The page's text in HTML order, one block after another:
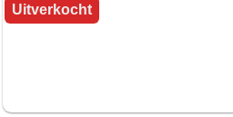
Uitverkocht